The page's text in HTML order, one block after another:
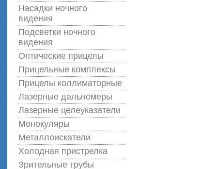
Насадки ночного
видения
Подсветки ночного
видения
Оптические прицелы
Прицельные комплексы
Прицелы коллиматорные
Лазерные дальномеры
Лазерные целеуказатели
Монокуляры
Металлоискатели
Холодная пристрелка
Зрительные трубы